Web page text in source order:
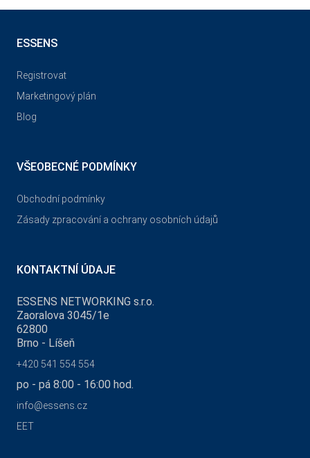
ESSENS
Registrovat
Marketingový plán
Blog
VŠEOBECNÉ PODMÍNKY
Obchodní podmínky
Zásady zpracování a ochrany osobních údajů
KONTAKTNÍ ÚDAJE
ESSENS NETWORKING s.r.o.
Zaoralova 3045/1e
62800
Brno - Líšeň
+420 541 554 554
po - pá 8:00 - 16:00 hod.
info@essens.cz
EET